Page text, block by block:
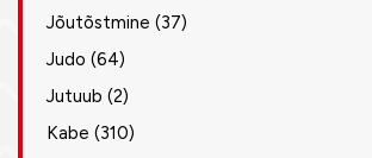
Jõutõstmine (37)
Judo (64)
Jutuub (2)
Kabe (310)